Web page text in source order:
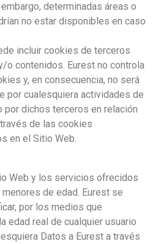
determinadas áreas o
no estar disponibles en caso
incluir cookies de terceros
contenidos. Eurest no controla
y, en consecuencia, no será
por cualesquiera actividades de
por dichos terceros en relación
de las cookies
en el Sitio Web.
Web y los servicios ofrecidos
de edad. Eurest se
por los medios que
edad real de cualquier usuario
Datos a Eurest a través